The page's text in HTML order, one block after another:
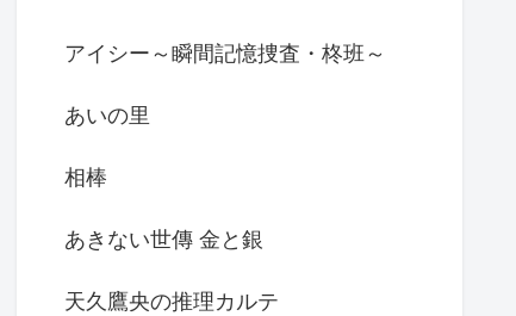
アイシー～瞬間記憶捜査・柊班～
あいの里
相棒
あきない世傳 金と銀
天久鷹央の推理カルテ